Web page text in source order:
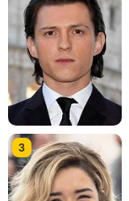
3